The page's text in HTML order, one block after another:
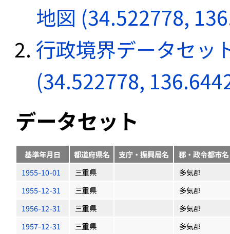
地図 (34.522778,
行政境界データセッ
(34.522778,
データセット
基準年月日 都道府県名 支庁・振興局名
郡・政令都市名
1955-10-01
三重県
多気郡
1955-12-31
三重県
多気郡
1956-12-31
三重県
多気郡
1957-12-31
三重県
多気郡